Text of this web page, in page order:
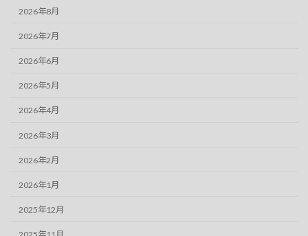
2026年8月
2026年7月
2026年6月
2026年5月
2026年4月
2026年3月
2026年2月
2026年1月
2025年12月